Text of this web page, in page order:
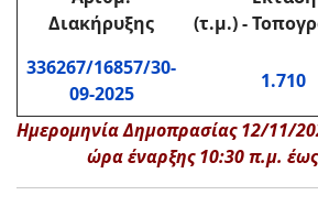
Διακήρυξης
(τ.μ.) -
336267/16857/30-
09-2025
1.710
Ημερομηνία Δημοπρασίας 12/11/
ώρα έναρξης 10:30 π.μ.